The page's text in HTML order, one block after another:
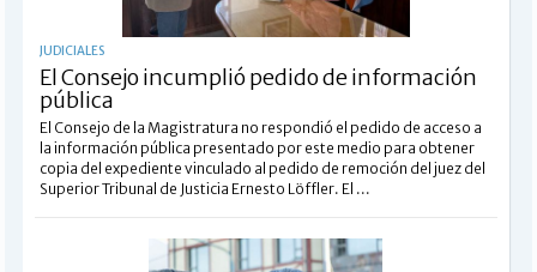
JUDICIALES
El Consejo incumplió pedido de información
pública
El Consejo de la Magistratura no respondió el pedido de acceso a
la información pública presentado por este medio para obtener
copia del expediente vinculado al pedido de remoción del juez del
Superior Tribunal de Justicia Ernesto Löffler. El ...